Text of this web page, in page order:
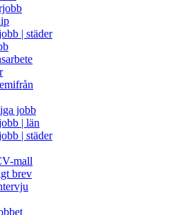
| städer
jobb
| län
| städer
mall
brev